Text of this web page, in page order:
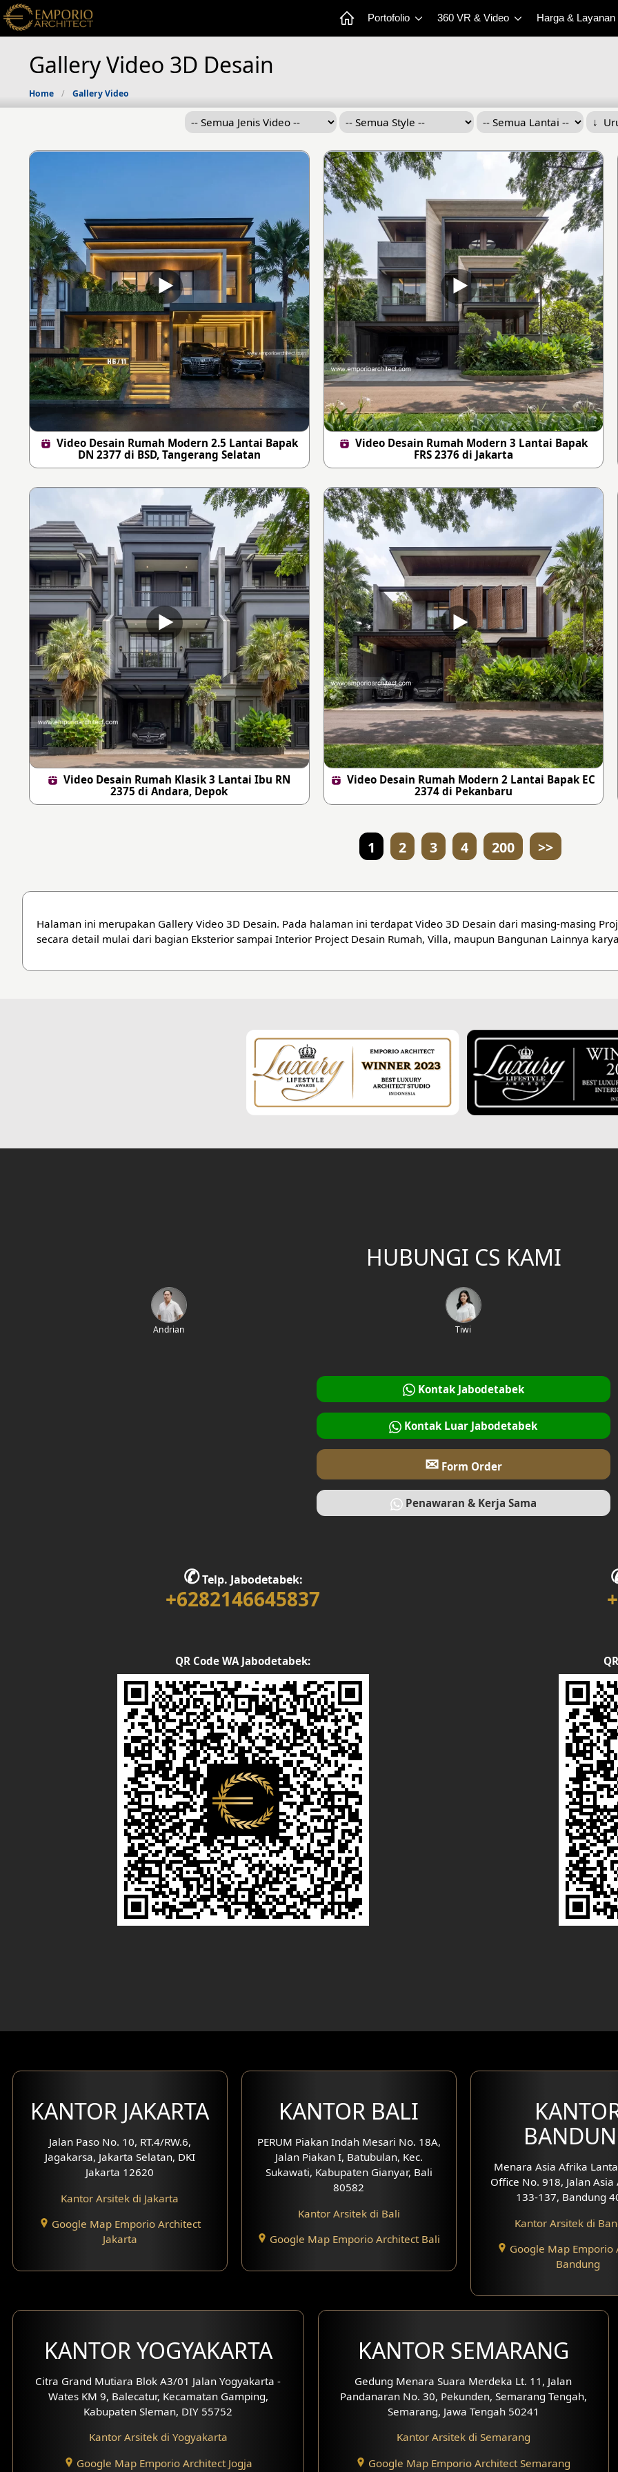
Portofolio 360 VR & Video Harga & Layanan
Gallery Video 3D Desain
Home Gallery Video
Video Desain Rumah Modern 2.5 Lantai Bapak
DN 2377 di BSD, Tangerang Selatan
Video Desain Rumah Modern 3 Lantai Bapak
FRS 2376 di Jakarta
Video Desain Rumah Klasik 3 Lantai Ibu RN
2375 di Andara, Depok
Video Desain Rumah Modern 2 Lantai Bapak EC
2374 di Pekanbaru
1 2 3 4 200 >>
Halaman ini merupakan Gallery Video 3D Desain. Pada halaman ini terdapat Video 3D Desain dari masing-masing
secara detail mulai dari bagian Eksterior sampai Interior Project Desain Rumah, Villa, maupun Bangunan Lainnya
HUBUNGI CS KAMI
Andrian Tiwi
Kontak Jabodetabek
Kontak Luar Jabodetabek
✉Form Order
Penawaran & Kerja Sama
✆Telp. Jabodetabek:
+6282146645837
QR Code WA Jabodetabek:
KANTOR JAKARTA
Jalan Paso No. 10, RT.4/RW.6,
Jagakarsa, Jakarta Selatan, DKI
Jakarta 12620
Kantor Arsitek di Jakarta
Google Map Emporio Architect
Jakarta
KANTOR BALI
PERUM Piakan Indah Mesari No. 18A,
Jalan Piakan I, Batubulan, Kec.
Sukawati, Kabupaten Gianyar, Bali
80582
Kantor Arsitek di Bali
Google Map Emporio Architect Bali
Menara Asia Afrika
Office No. 918, Jalan
133-137, Bandung
Kantor Arsitek di
Google Map Emporio
Bandung
KANTOR YOGYAKARTA
Citra Grand Mutiara Blok A3/01 Jalan Yogyakarta -
Wates KM 9, Balecatur, Kecamatan Gamping,
Kabupaten Sleman, DIY 55752
Kantor Arsitek di Yogyakarta
Google Map Emporio Architect Jogja
KANTOR SEMARANG
Gedung Menara Suara Merdeka Lt. 11, Jalan
Pandanaran No. 30, Pekunden, Semarang Tengah,
Semarang, Jawa Tengah 50241
Kantor Arsitek di Semarang
Google Map Emporio Architect Semarang